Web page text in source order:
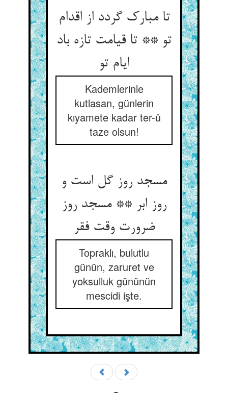
تا مبارک گردد از اقدام
تو ** تا قیامت تازه باد
ایام تو
Kademlerinle
kutlasan, günlerin
kıyamete kadar ter-ü
taze olsun!
مسجد روز گل است و
روز ابر ** مسجد روز
ضرورت وقت فقر
Topraklı, bulutlu
günün, zaruret ve
yoksulluk gününün
mescidi işte.